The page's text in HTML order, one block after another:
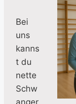
Bei
uns
kanns
t du
nette
Schw
anger